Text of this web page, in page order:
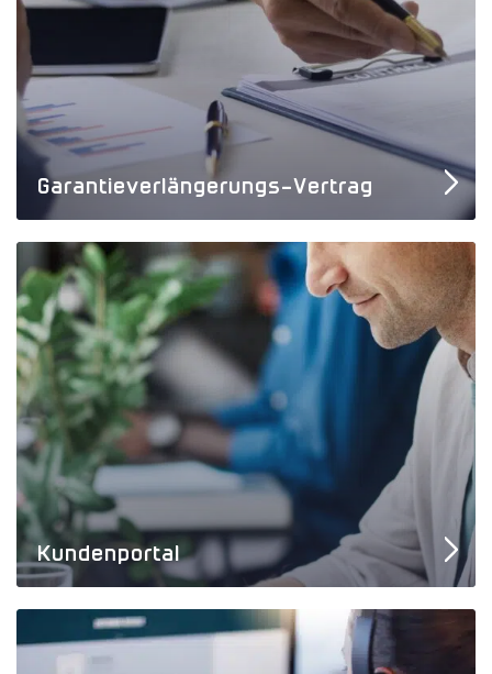
Garantieverlängerungs-Vertrag
Kundenportal